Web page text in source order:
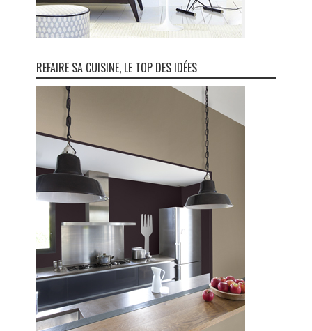
REFAIRE SA CUISINE, LE TOP DES IDÉES